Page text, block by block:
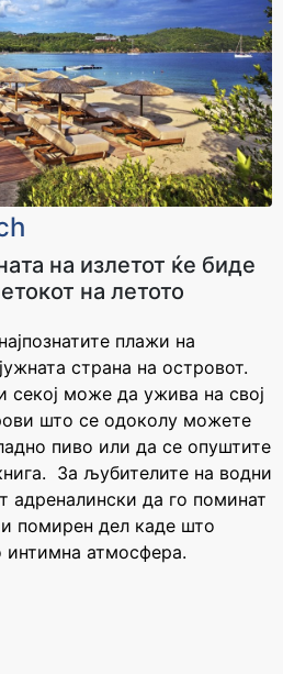
21.000 - 24.000 ден
Cashback
1400 ден
За уплата
27.000 - 30.000 ден
Cashback
1800 ден
За уплата
33.000 - 36.000 ден
2200 ден
За уплата
39.000 - 42.000 ден
Cashback
2600 ден
За уплата
45.000 - 65.000 ден
на излетот ќе биде
на летото
плажи на
страна на островот.
секој може да ужива на свој
што се одоколу можете
пиво или да се опуштите
За љубителите на водни
да го поминат
помирен дел каде што
атмосфера.